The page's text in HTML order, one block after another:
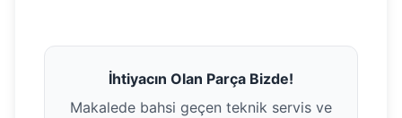
İhtiyacın Olan Parça Bizde!
Makalede bahsi geçen teknik servis ve